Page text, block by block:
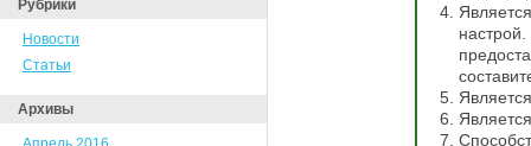
Рубрики
Новости
Статьи
Архивы